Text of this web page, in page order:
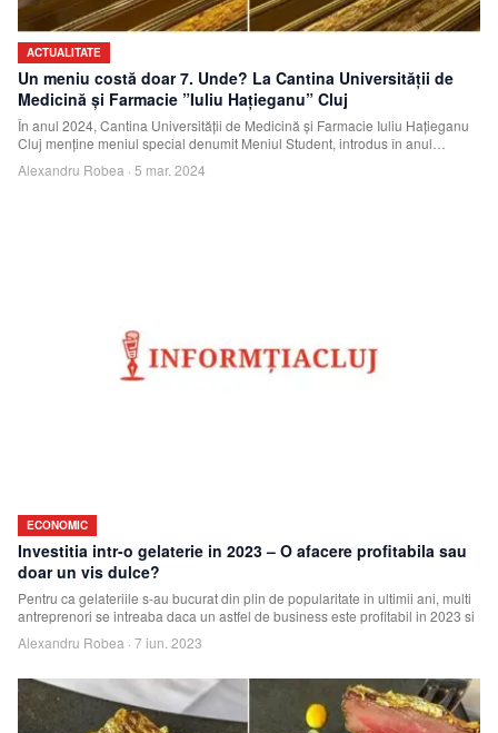
ACTUALITATE
Un meniu costă doar 7. Unde? La Cantina Universității de
Medicină și Farmacie ”Iuliu Hațieganu” Cluj
În anul 2024, Cantina Universității de Medicină și Farmacie Iuliu Hațieganu
Cluj menține meniul special denumit Meniul Student, introdus în anul
Alexandru Robea · 5 mar. 2024
ECONOMIC
Investitia intr-o gelaterie in 2023 – O afacere profitabila sau
doar un vis dulce?
Pentru ca gelateriile s-au bucurat din plin de popularitate in ultimii ani, multi
antreprenori se intreaba daca un astfel de business este profitabil in 2023 si
Alexandru Robea · 7 iun. 2023